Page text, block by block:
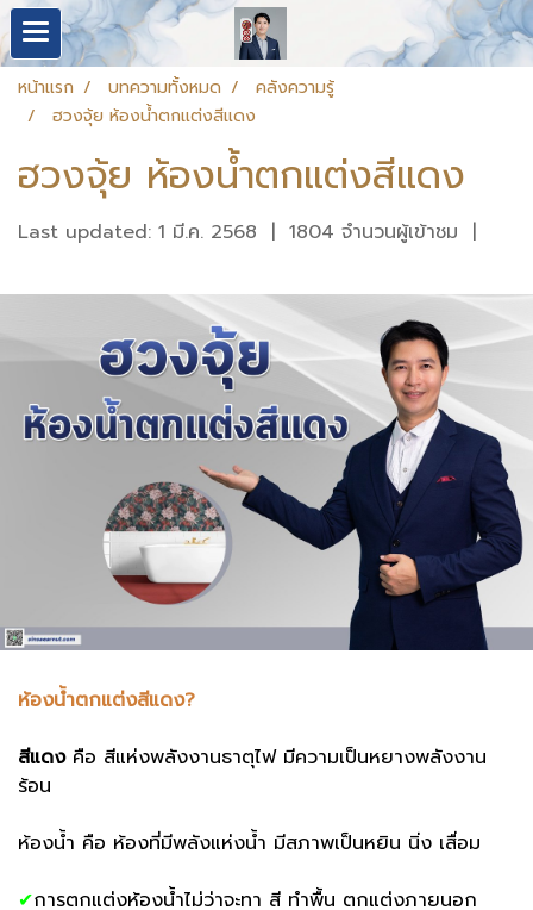
หน้าแรก บทความทั้งหมด
คลังความรู้
ฮวงจุ้ย ห้องน้ำตกแต่งสีแดง
ฮวงจุ้ย ห้องน้ำตกแต่งสีแดง
Last updated: 1 มี.ค. 2568 | 1804 จำนวนผู้เข้าชม |
ห้องน้ำตกแต่งสีแดง?
สีแดงคือ สีแห่งพลังงานธาตุไฟ มีความเป็นหยางพลังงาน
ร้อน
ห้องน้ำ คือ ห้องที่มีพลังแห่งน้ำ มีสภาพเป็นหยิน นิ่ง เสื่อม
✔การตกแต่งห้องน้ำไม่ว่าจะทา สี ทำพื้น ตกแต่งภายนอก